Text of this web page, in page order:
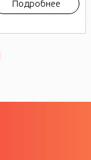
Подробнее